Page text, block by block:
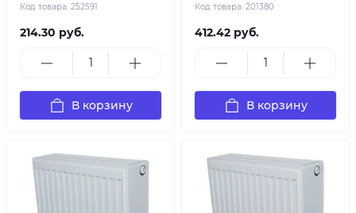
Код товара: 252591
214.30 руб.
В корзину
Код товара: 201380
412.42 руб.
В корзину